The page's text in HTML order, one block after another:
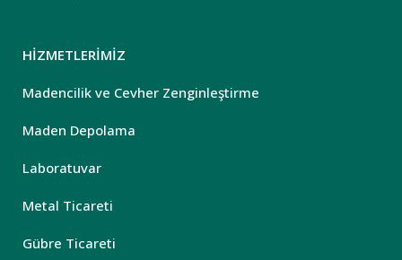
HİZMETLERİMİZ
Madencilik ve Cevher Zenginleştirme
Maden Depolama
Laboratuvar
Metal Ticareti
Gübre Ticareti